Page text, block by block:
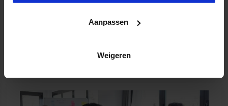
Aanpassen
Weigeren
Meer weten?